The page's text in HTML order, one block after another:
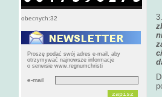
obecnych:32
Proszę podać swój adres e-mail, aby
otrzymywać najnowsze informacje
o serwisie www.regnumchristi
e-mail